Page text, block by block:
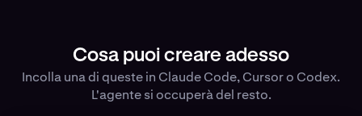
Cosa puoi creare adesso
Incolla una di queste in Claude Code, Cursor o Codex.
L'agente si occuperà del resto.